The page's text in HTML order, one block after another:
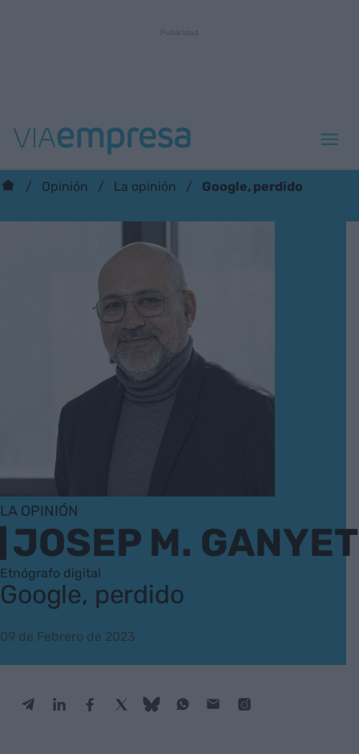
Opinión La opinión Google, perdido
LA OPINIÓN
JOSEP M. GANYET
Etnógrafo digital
Google, perdido
09 de Febrero de 2023